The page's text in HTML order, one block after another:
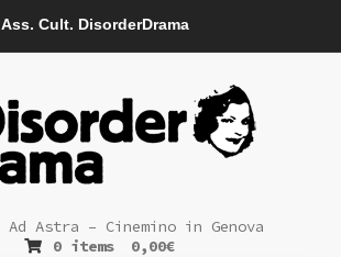
Ass. Cult. DisorderDrama
Ad Astra – Cinemino in Genova
0 items
0,00€